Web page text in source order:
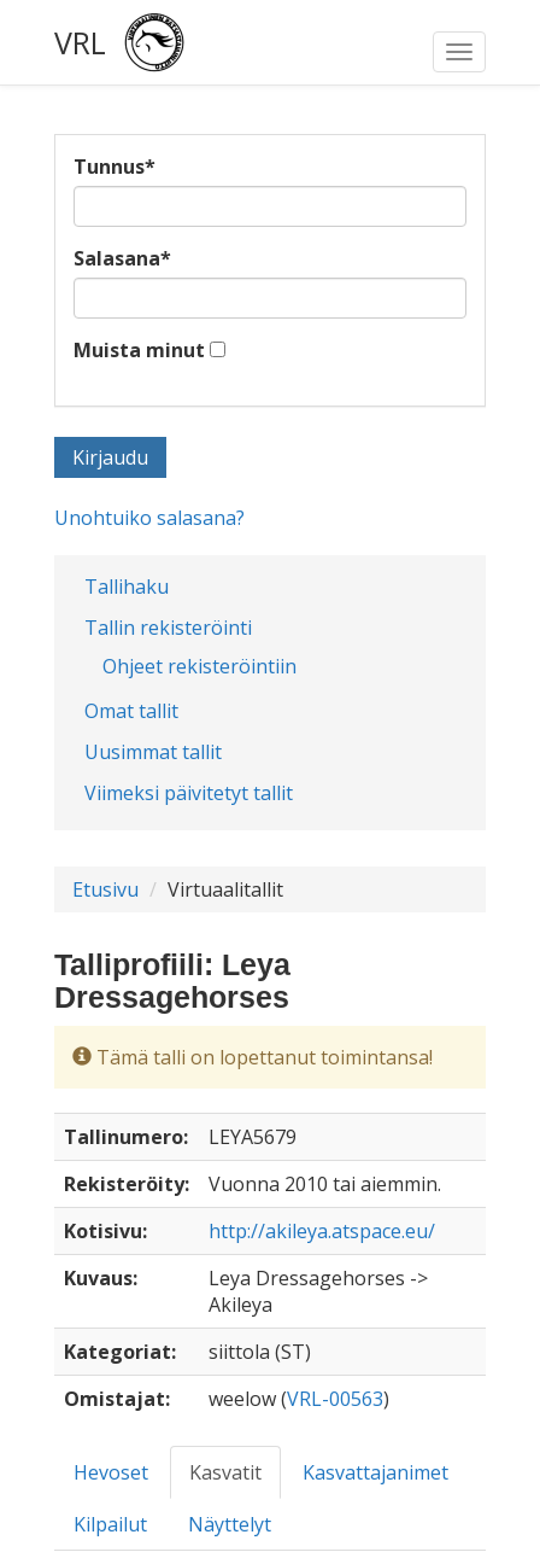
Toggle
VRL
Tallihaku
Tallin rekisteröinti
Ohjeet rekisteröintiin
Omat tallit
Uusimmat tallit
Viimeksi päivitetyt tallit
Tunnus*
Salasana*
Muista minut
Unohtuiko salasana?
Etusivu Virtuaalitallit
Talliprofiili: Leya
Dressagehorses
Tämä talli on lopettanut toimintansa!
Tallinumero:
LEYA5679
Rekisteröity:
Vuonna 2010 tai aiemmin.
Kotisivu:
http://akileya.atspace.eu/
Kuvaus:
Leya Dressagehorses ->
Akileya
Kategoriat:
siittola (ST)
Omistajat:
weelow (VRL-00563)
Hevoset Kasvatit
Kasvattajanimet
Kilpailut
Näyttelyt